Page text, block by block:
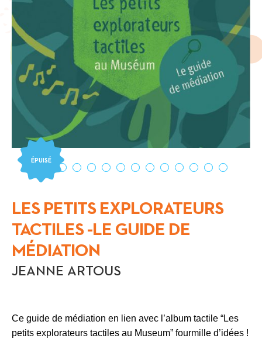
ÉPUISÉ
LES PETITS EXPLORATEURS
TACTILES -LE GUIDE DE
MÉDIATION
JEANNE ARTOUS
Ce guide de médiation en lien avec l’album tactile “Les
petits explorateurs tactiles au Museum” fourmille d’idées !